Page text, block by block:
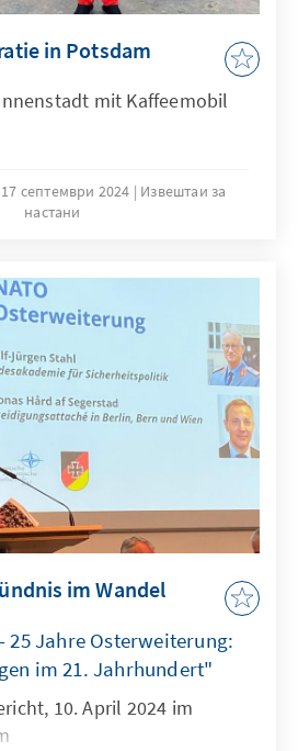
in Potsdam
mit Kaffeemobil
17 септември 2024
Извештаи за
настани
im Wandel
25 Jahre Osterweiterung:
im 21. Jahrhundert"
10. April 2024 im